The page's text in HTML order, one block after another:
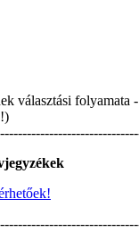
választási folyamata